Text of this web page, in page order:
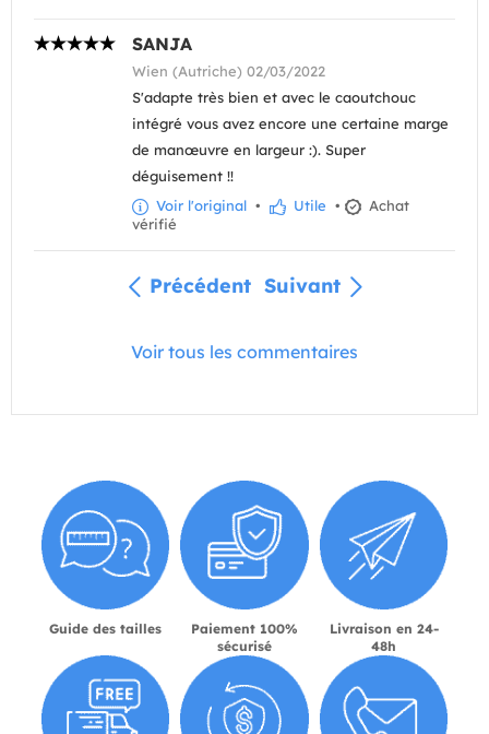
SANJA
Wien (Autriche) 02/03/2022
S'adapte très bien et avec le caoutchouc
intégré vous avez encore une certaine marge
de manœuvre en largeur :). Super
déguisement !!
Voir l'original • Utile •
Achat
vérifié
Précédent Suivant
Voir tous les commentaires
Guide des tailles
Paiement 100%
sécurisé
Livraison en 24-
48h